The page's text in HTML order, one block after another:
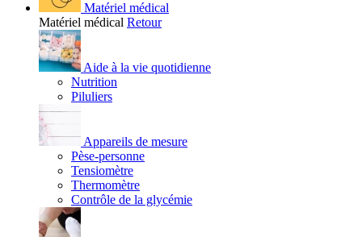
Matériel médical
Matériel médical Retour
Aide à la vie quotidienne
Nutrition
Piluliers
Appareils de mesure
Pèse-personne
Tensiomètre
Thermomètre
Contrôle de la glycémie